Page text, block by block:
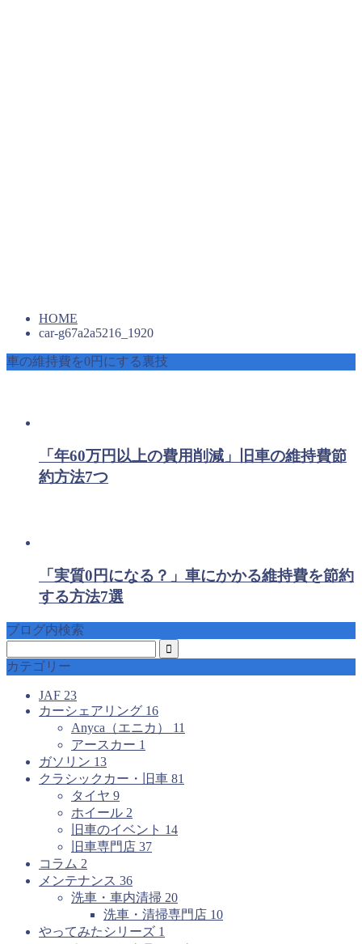
HOME
car-g67a2a5216_1920
車の維持費を0円にする裏技
「年60万円以上の費用削減」旧車の維持費節
約方法7つ
「実質0円になる？」車にかかる維持費を節約
する方法7選
ブログ内検索
カテゴリー
JAF 23
カーシェアリング 16
Anyca（エニカ） 11
アースカー 1
ガソリン 13
クラシックカー・旧車 81
タイヤ 9
ホイール 2
旧車のイベント 14
旧車専門店 37
コラム 2
メンテナンス 36
洗車・車内清掃 20
洗車・清掃専門店 10
やってみたシリーズ 1